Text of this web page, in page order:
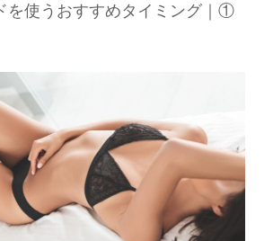
を使うおすすめタイミング｜①